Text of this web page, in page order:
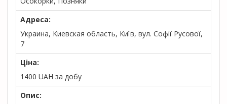
Адреса:
Украина, Киевская область, Київ, вул. Софії Русової,
7
Ціна:
1400 UAH за добу
Опис: